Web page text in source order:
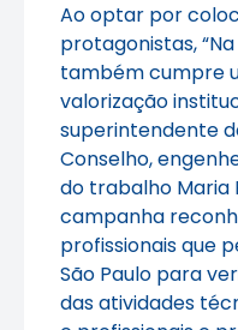
Ao optar por
protagonistas,
também cumpre
valorização
superintendente
Conselho,
do trabalho Maria
campanha
profissionais que
São Paulo para
das atividades